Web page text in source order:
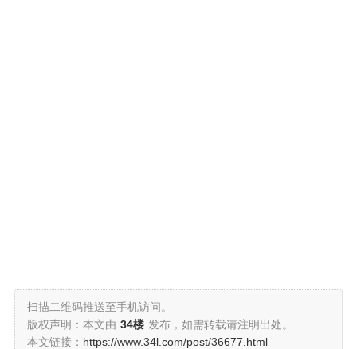
扫描二维码推送至手机访问。
版权声明：本文由 34楼 发布，如需转载请注明出处。
本文链接： https://www.34l.com/post/36677.html